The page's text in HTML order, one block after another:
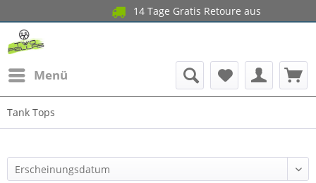
14 Tage Gratis Retoure aus AT
Menü
Tank Tops